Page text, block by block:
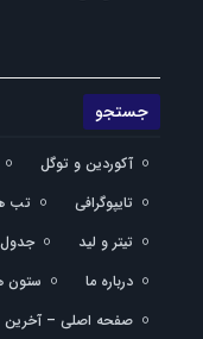
آکوردین و توگل
تایپوگرافی
تب
تیتر و لید
درباره ما
ستون
صفحه اصلی – آخرین